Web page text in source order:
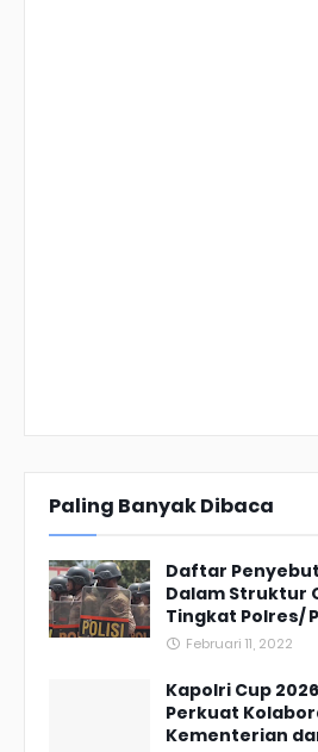
Paling Banyak Dibaca
Daftar
Dalam Struktur
Tingkat Polres/
Februari 11, 2022
Kapolri Cup
Perkuat
Kementerian